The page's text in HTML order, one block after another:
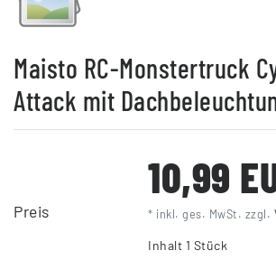
Maisto RC-Monstertruck
Attack mit
Preis
10,99
* inkl. ges. MwSt. zzgl.
Inhalt 1 Stück